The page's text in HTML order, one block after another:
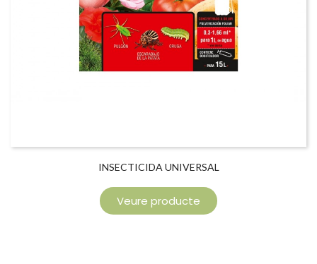
INSECTICIDA UNIVERSAL
Veure producte